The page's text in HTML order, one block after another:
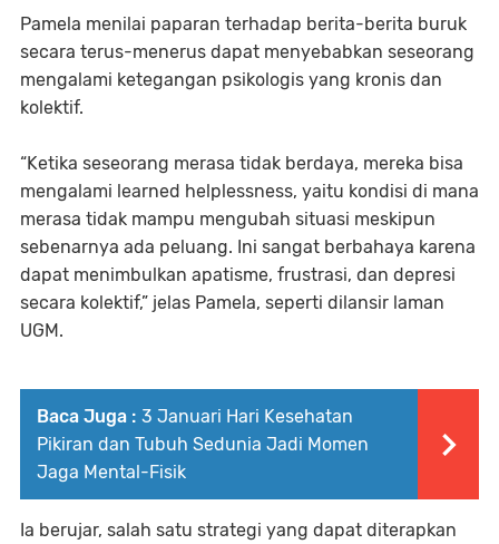
Pamela menilai paparan terhadap berita-berita buruk
secara terus-menerus dapat menyebabkan seseorang
mengalami ketegangan psikologis yang kronis dan
kolektif.
“Ketika seseorang merasa tidak berdaya, mereka bisa
mengalami learned helplessness, yaitu kondisi di mana
merasa tidak mampu mengubah situasi meskipun
sebenarnya ada peluang. Ini sangat berbahaya karena
dapat menimbulkan apatisme, frustrasi, dan depresi
secara kolektif,” jelas Pamela, seperti dilansir laman
UGM.
Baca Juga : 3 Januari Hari Kesehatan
Pikiran dan Tubuh Sedunia Jadi Momen
Jaga Mental-Fisik
Ia berujar, salah satu strategi yang dapat diterapkan